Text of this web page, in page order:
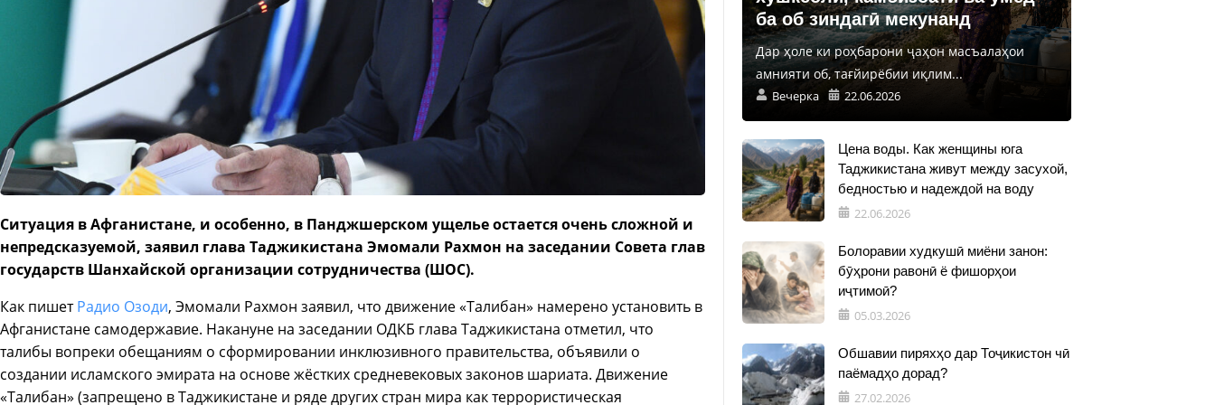
Ситуация в Афганистане, и особенно, в Панджшерском ущелье остается очень сложной и
непредсказуемой, заявил глава Таджикистана Эмомали Рахмон на заседании Совета глав
государств Шанхайской организации сотрудничества (ШОС).
Как пишетРадио Озоди, Эмомали Рахмон заявил, что движение «Талибан» намерено установить в
Афганистане самодержавие. Накануне на заседании ОДКБ глава Таджикистана отметил, что
талибы вопреки обещаниям о сформировании инклюзивного правительства, объявили о
создании исламского эмирата на основе жёстких средневековых законов шариата. Движение
«Талибан» (запрещено в Таджикистане и ряде других стран мира как террористическая
ба об зиндагӣ мекунанд
Дар ҳоле ки роҳбарони ҷаҳон масъалаҳои
амнияти об, тағйирёбии иқлим...
Вечерка 22.06.2026
Цена воды. Как женщины юга
Таджикистана живут между засухой,
бедностью и надеждой на воду
22.06.2026
Болоравии худкушӣ миёни занон:
бӯҳрони равонӣ ё фишорҳои
иҷтимоӣ?
05.03.2026
Обшавии пиряхҳо дар Тоҷикистон чӣ
паёмадҳо дорад?
27.02.2026